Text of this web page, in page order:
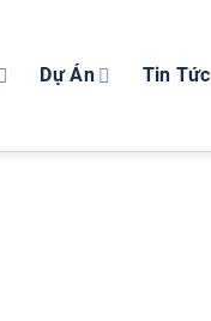
Dự Án Tin Tức